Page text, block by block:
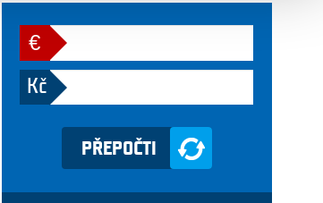
€
Kč